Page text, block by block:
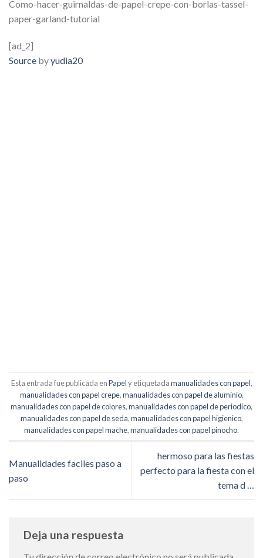
Como-hacer-guirnaldas-de-papel-crepe-con-borlas-tassel-
paper-garland-tutorial
[ad_2]
Source byyudia20
Esta entrada fue publicada enPapely etiquetadamanualidades con papel,
manualidades con papel crepe,manualidades con papel de aluminio,
manualidades con papel de colores,manualidades con papel de periodico,
manualidades con papel de seda,manualidades con papel higienico,
manualidades con papel mache,manualidades con papel pinocho.
Manualidades faciles paso a
paso
hermoso para las fiestas
perfecto para la fiesta con el
tema d …
Deja una respuesta